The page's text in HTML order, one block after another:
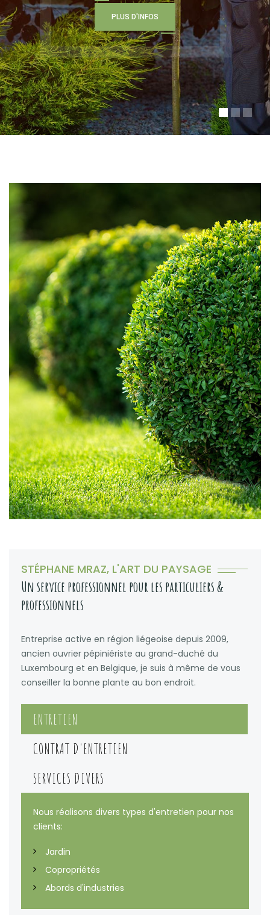
P LUS D' N FOS
STÉPHANE MRAZ, L'ART DU PAYSAGE
Un service professionnel pour les particuliers &
professionnels
Entreprise active en région liégeoise depuis 2009,
ancien ouvrier pépiniériste au grand-duché du
Luxembourg et en Belgique, je suis à même de vous
conseiller la bonne plante au bon endroit.
ENTRETIEN
CONTRAT D'ENTRETIEN
SERVICES DIVERS
Nous réalisons divers types d'entretien pour nos
clients:
Jardin
Copropriétés
Abords d'industries